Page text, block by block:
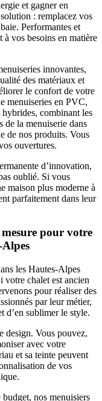
et gagner en
: remplacez vos
Performantes et
à vos besoins en matière
innovantes,
des matériaux et
le confort de votre
menuiseries en PVC,
hybrides, combinant les
de la menuiserie dans
de nos produits. Vous
ouvertures.
d’innovation,
oublié. Si vous
maison plus moderne à
parfaitement dans leur
pour votre
les Hautes-Alpes
votre chalet est ancien
pour réaliser des
par leur métier,
d’en sublimer le style.
design. Vous pouvez,
avec votre
et sa teinte peuvent
de vos
nos menuisiers